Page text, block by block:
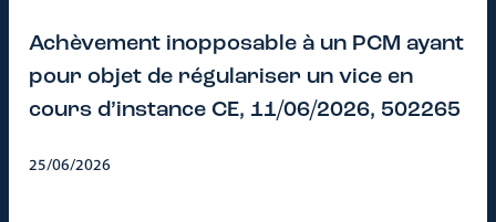
Achèvement inopposable à un PCM ayant
pour objet de régulariser un vice en
cours d’instance CE, 11/06/2026, 502265
25/06/2026